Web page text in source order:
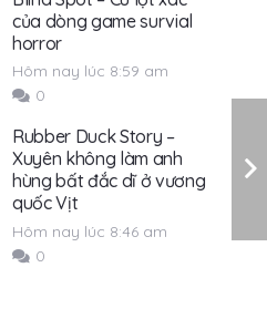
của dòng game survial
horror
Hôm nay lúc 8:59 am
0
Rubber Duck Story –
Xuyên không làm anh
hùng bất đắc dĩ ở vương
quốc Vịt
Hôm nay lúc 8:46 am
0